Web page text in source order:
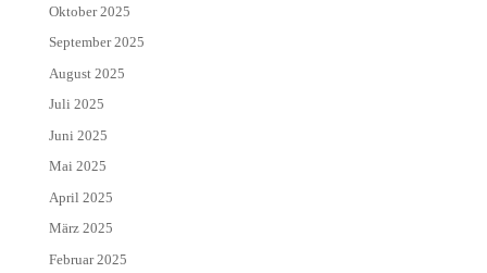
Oktober 2025
September 2025
August 2025
Juli 2025
Juni 2025
Mai 2025
April 2025
März 2025
Februar 2025